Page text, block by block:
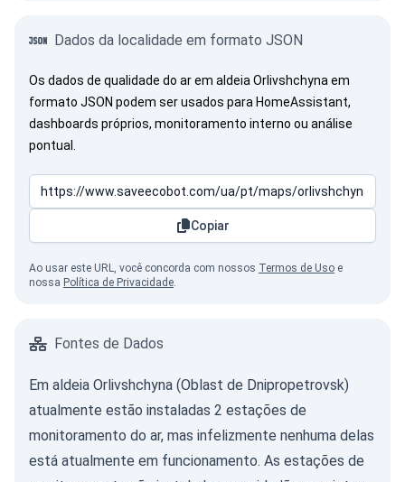
Dados da localidade em formato JSON
Os dados de qualidade do ar em aldeia Orlivshchyna em
formato JSON podem ser usados para HomeAssistant,
dashboards próprios, monitoramento interno ou análise
pontual.
Copiar
Ao usar este URL, você concorda com nossos Termos de Uso e
nossa Política de Privacidade.
Fontes de Dados
Em aldeia Orlivshchyna (Oblast de Dnipropetrovsk)
atualmente estão instaladas 2 estações de
monitoramento do ar, mas infelizmente nenhuma delas
está atualmente em funcionamento. As estações de